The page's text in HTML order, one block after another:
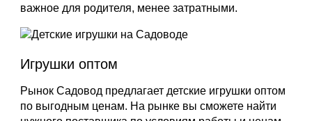
важное для родителя, менее затратными.
Игрушки оптом
Рынок Садовод предлагает детские игрушки оптом
по выгодным ценам. На рынке вы сможете найти